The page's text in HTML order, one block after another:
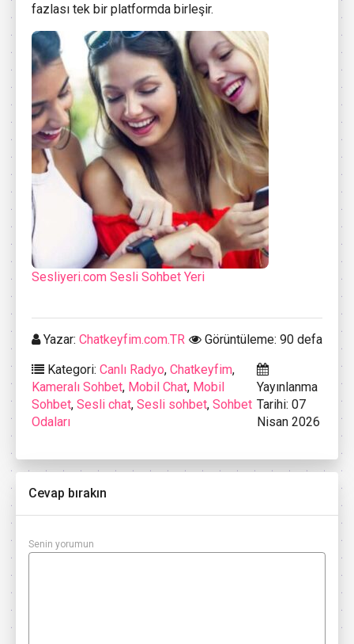
fazlası tek bir platformda birleşir.
Sesliyeri.com Sesli Sohbet Yeri
Yazar: Chatkeyfim.com.TR
Görüntüleme: 90 defa
Kategori: Canlı Radyo, Chatkeyfim,
Kameralı Sohbet, Mobil Chat, Mobil
Sohbet, Sesli chat, Sesli sohbet, Sohbet
Odaları
Yayınlanma
Tarihi: 07
Nisan 2026
Cevap bırakın
Senin yorumun